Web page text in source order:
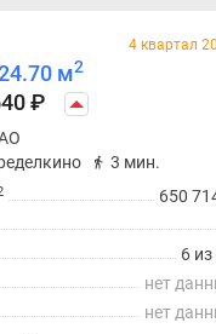
4 квартал
м2
₽
3 мин.
650
6 из
нет
нет